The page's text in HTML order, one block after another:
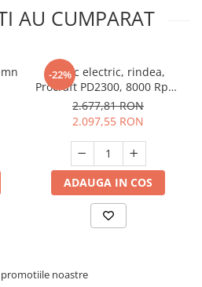
AU CUMPARAT
-22%
Abric electric, rindea,
Procraft PD2300, 8000 Rpm,
2300W
2.677,81 RON
2.097,55 RON
ADAUGA IN COS
noastre